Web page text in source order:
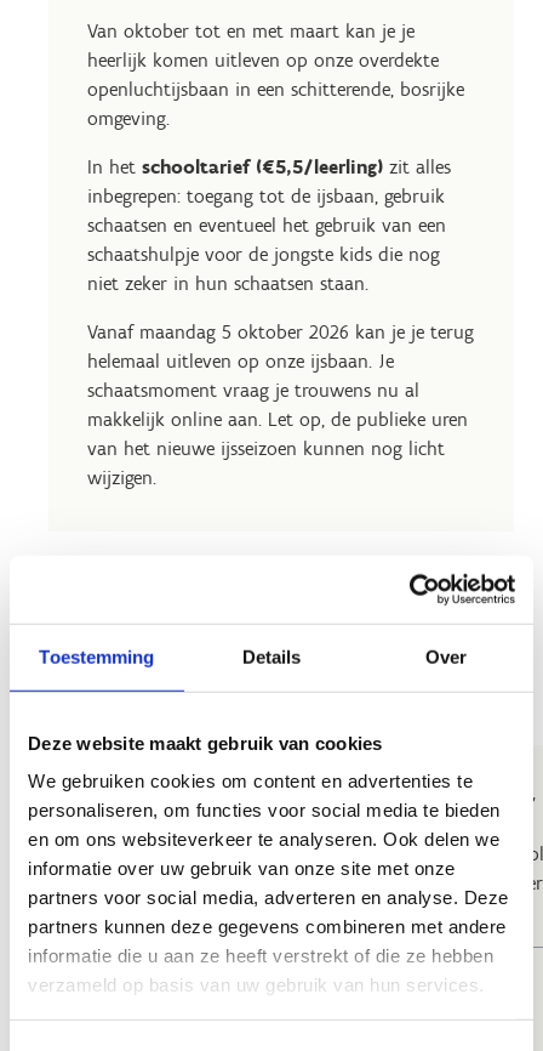
Toestemming Details Over
Deze website maakt gebruik van cookies
We gebruiken cookies om content en advertenties te
personaliseren, om functies voor social media te bieden
en om ons websiteverkeer te analyseren. Ook delen we
informatie over uw gebruik van onze site met onze
partners voor social media, adverteren en analyse. Deze
partners kunnen deze gegevens combineren met andere
informatie die u aan ze heeft verstrekt of die ze hebben
verzameld op basis van uw gebruik van hun services.
Van oktober tot en met maart kan je je
heerlijk komen uitleven op onze overdekte
openluchtijsbaan in een schitterende, bosrijke
omgeving.
In het schooltarief (€5,5/leerling) zit alles
inbegrepen: toegang tot de ijsbaan, gebruik
schaatsen en eventueel het gebruik van een
schaatshulpje voor de jongste kids die nog
niet zeker in hun schaatsen staan.
Vanaf maandag 5 oktober 2026 kan je je terug
helemaal uitleven op onze ijsbaan. Je
schaatsmoment vraag je trouwens nu al
makkelijk online aan. Let op, de publieke uren
van het nieuwe ijsseizoen kunnen nog licht
wijzigen.
schaatsmoment
aan
Beschikbare schaatsbeurten voor
Schaatsen met jouw school kan enkel tijdens deze
de tijdssloten, start of eindigt bepaal je zelf. Hoe
natuurlijk.
MAA